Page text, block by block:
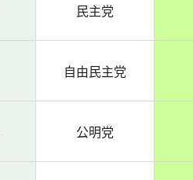
民主党
自由民主党
公明党